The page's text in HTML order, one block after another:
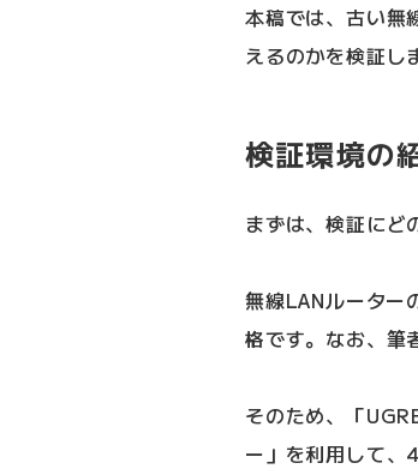
本稿では、古い無
えるのかを検証し
検証環境の
まずは、検証にど
無線LANルーター
格です。なお、筆
そのため、「
ー」を利用して、